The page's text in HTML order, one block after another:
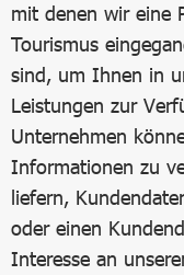
mit denen wir eine
Tourismus
sind, um Ihnen in
Leistungen zur
Unternehmen
Informationen zu
liefern,
oder einen
Interesse an